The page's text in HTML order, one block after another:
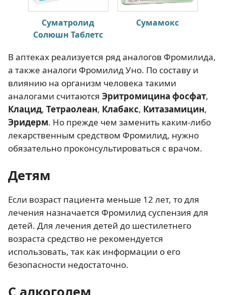
Суматролид
Солюшн Таблетс
Сумамокс
В аптеках реализуется ряд аналогов Фромилида,
а также аналоги Фромилид Уно. По составу и
влиянию на организм человека такими
аналогами считаются Эритромицина фосфат,
Клацид, Тетраолеан, Клабакс, Китазамицин,
Эридерм. Но прежде чем заменить каким-либо
лекарственным средством Фромилид, нужно
обязательно проконсультироваться с врачом.
Детям
Если возраст пациента меньше 12 лет, то для
лечения назначается Фромилид суспензия для
детей. Для лечения детей до шестилетнего
возраста средство не рекомендуется
использовать, так как информации о его
безопасности недостаточно.
С алкоголем